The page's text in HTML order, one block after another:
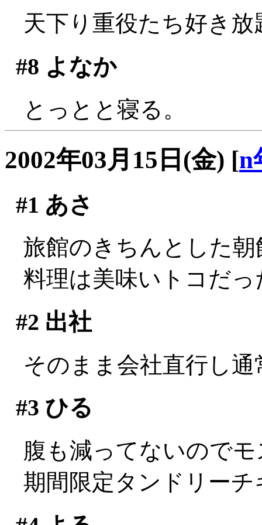
天下り重役たち好き
#8 よなか
とっとと寝る。
2002年03月15日(金) [n
#1 あさ
旅館のきちんとした朝
料理は美味いトコだ
#2 出社
そのまま会社直行し
#3 ひる
腹も減ってないのでモ
期間限定タンドリー